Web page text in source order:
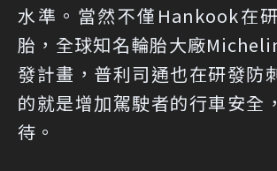
水準。當然不僅Hankook在
胎，全球知名輪胎大廠
發計畫，普利司通也在研發防
的就是增加駕駛者的行車安全
待。